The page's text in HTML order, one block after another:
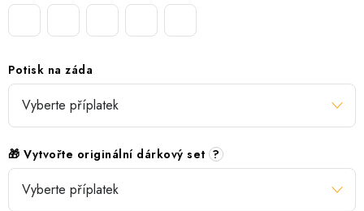
Potisk na záda
🎁 Vytvořte originální dárkový set ?